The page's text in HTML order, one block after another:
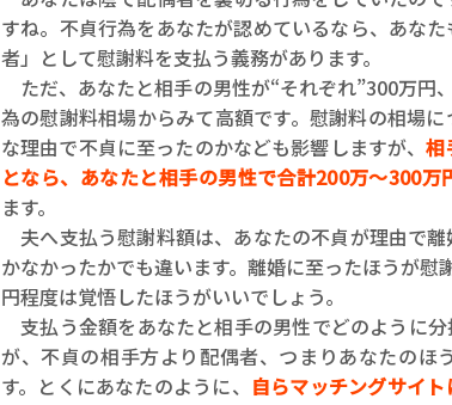
すね。不貞行為をあなたが認めているなら、あな
者」として慰謝料を支払う義務があります。
ただ、あなたと相手の男性が“それぞれ”300万円
為の慰謝料相場からみて高額です。慰謝料の相場
な理由で不貞に至ったのかなども影響しますが、相
となら、あなたと相手の男性で合計200万～300
ます。
夫へ支払う慰謝料額は、あなたの不貞が理由で
かなかったかでも違います。離婚に至ったほうが
円程度は覚悟したほうがいいでしょう。
支払う金額をあなたと相手の男性でどのように
が、不貞の相手方より配偶者、つまりあなたのほ
す。とくにあなたのように、 自らマッチングサイ